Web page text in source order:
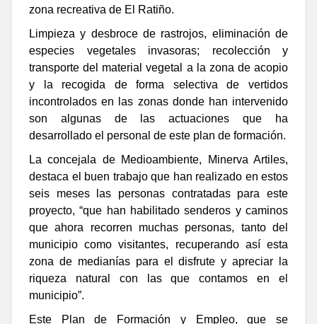
zona recreativa de El Ratiño.
Limpieza y desbroce de rastrojos, eliminación de
especies vegetales invasoras; recolección y
transporte del material vegetal a la zona de acopio
y la recogida de forma selectiva de vertidos
incontrolados en las zonas donde han intervenido
son algunas de las actuaciones que ha
desarrollado el personal de este plan de formación.
La concejala de Medioambiente, Minerva Artiles,
destaca el buen trabajo que han realizado en estos
seis meses las personas contratadas para este
proyecto, “que han habilitado senderos y caminos
que ahora recorren muchas personas, tanto del
municipio como visitantes, recuperando así esta
zona de medianías para el disfrute y apreciar la
riqueza natural con las que contamos en el
municipio”.
Este Plan de Formación y Empleo, que se